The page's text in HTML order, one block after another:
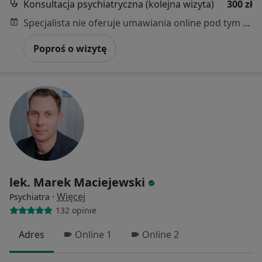
Konsultacja psychiatryczna (kolejna wizyta)
300 zł
Specjalista nie oferuje umawiania online pod tym adresem.
Poproś o wizytę
lek. Marek Maciejewski
Psychiatra · Więcej
132 opinie
Adres Online 1 Online 2